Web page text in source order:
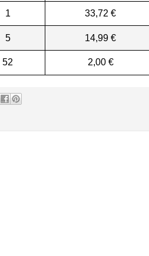
1 33,72 €
5 14,99 €
52 2,00 €